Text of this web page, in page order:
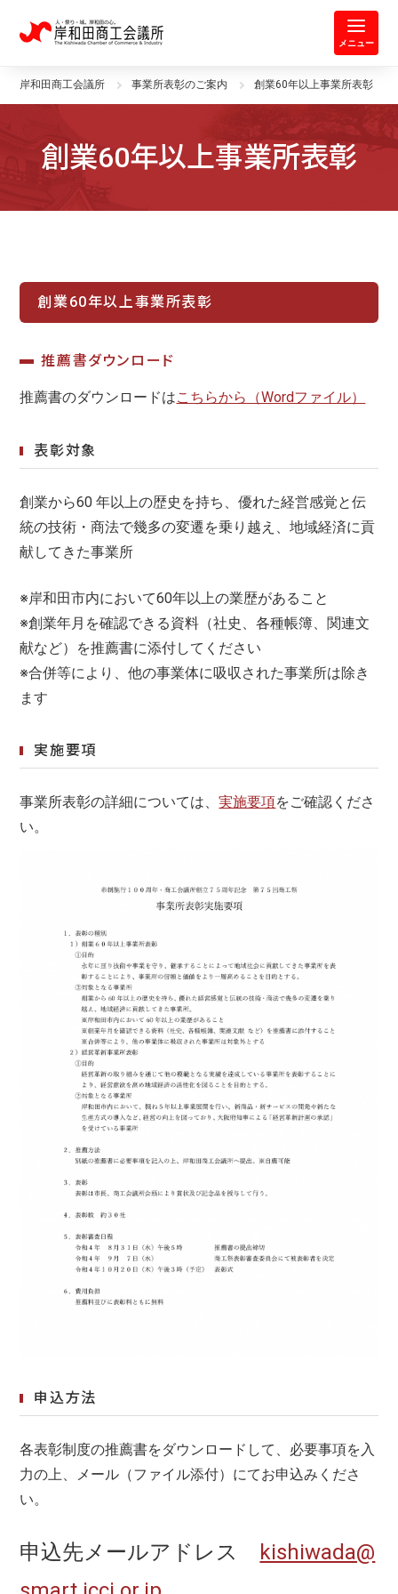
岸和田商工会議所 | 人・祭り・城。
メニュー
岸和田商工会議所 事業所表彰のご案内 創業60年以上事業所表彰
創業60年以上事業所表彰
創業60年以上事業所表彰
推薦書ダウンロード
推薦書のダウンロードはこちらから（Wordファイル）
表彰対象
創業から60 年以上の歴史を持ち、優れた経営感覚と伝
統の技術・商法で幾多の変遷を乗り越え、地域経済に貢
献してきた事業所
※岸和田市内において60年以上の業歴があること
※創業年月を確認できる資料（社史、各種帳簿、関連文
献など）を推薦書に添付してください
※合併等により、他の事業体に吸収された事業所は除き
ます
実施要項
事業所表彰の詳細については、実施要項をご確認くださ
い。
申込方法
各表彰制度の推薦書をダウンロードして、必要事項を入
力の上、メール（ファイル添付）にてお申込みくださ
い。
申込先メールアドレス
kishiwada@